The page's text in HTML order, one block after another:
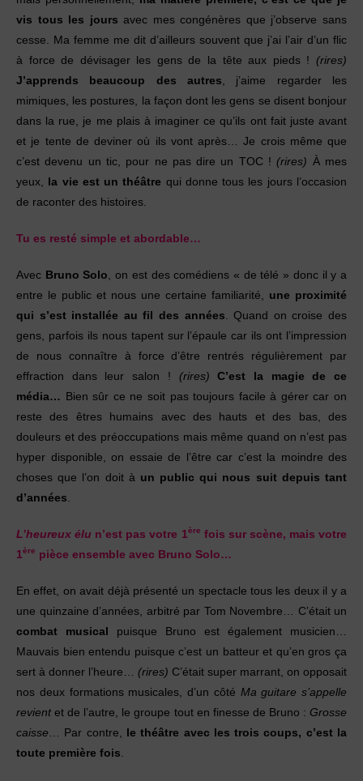
vis tous les jours avec mes congénères que j’observe sans
cesse. Ma femme me dit d’ailleurs souvent que j’ai l’air d’un flic
à force de dévisager les gens de la tête aux pieds ! (rires)
J’apprends beaucoup des autres , j’aime regarder les
mimiques, les postures, la façon dont les gens se disent bonjour
dans la rue, je me plais à imaginer ce qu’ils ont fait juste avant
et je tente de deviner où ils vont après… Je crois même que
c’est devenu un tic, pour ne pas dire un TOC !(rires) À mes
yeux, la vie est un théâtre qui donne tous les jours l’occasion
de raconter des histoires.
Tu es resté simple et abordable…
Avec Bruno Solo , on est des comédiens « de télé » donc il y a
entre le public et nous une certaine familiarité, une proximité
qui s’est installée au fil des années . Quand on croise des
gens, parfois ils nous tapent sur l’épaule car ils ont l’impression
de nous connaître à force d’être rentrés régulièrement par
effraction dans leur salon ! (rires)C’est la magie de ce
média… Bien sûr ce ne soit pas toujours facile à gérer car on
reste des êtres humains avec des hauts et des bas, des
douleurs et des préoccupations mais même quand on n’est pas
hyper disponible, on essaie de l’être car c’est la moindre des
choses que l’on doit à un public qui nous suit depuis tant
d’années
L’heureux élu n’est pas votre 1ère fois sur scène, mais votre
1ère pièce ensemble avec Bruno Solo…
En effet, on avait déjà présenté un spectacle tous les deux il y a
une quinzaine d’années, arbitré par Tom Novembre… C’était un
combat musical puisque Bruno est également musicien…
Mauvais bien entendu puisque c’est un batteur et qu’en gros ça
sert à donner l’heure… (rires) C’était super marrant, on opposait
nos deux formations musicales, d’un côté Ma guitare s’appelle
revient et de l’autre, le groupe tout en finesse de Bruno : Grosse
caisse … Par contre,
le théâtre avec les trois coups, c’est la
toute première fois